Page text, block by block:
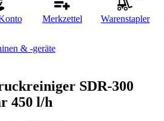
Merkzettel Warenstapler
& -geräte
SDR-300
450 l/h